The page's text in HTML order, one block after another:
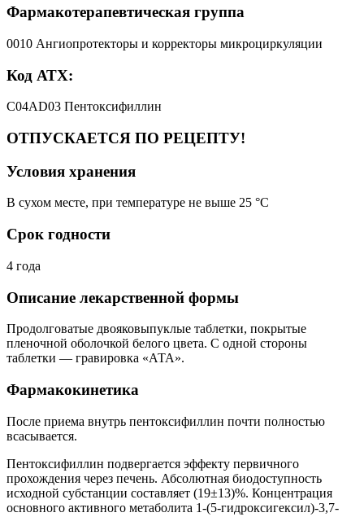
Фармакотерапевтическая группа
0010 Ангиопротекторы и корректоры микроциркуляции
Код АТХ:
C04AD03 Пентоксифиллин
ОТПУСКАЕТСЯ ПО РЕЦЕПТУ!
Условия хранения
В сухом месте, при температуре не выше 25 °C
Срок годности
4 года
Описание лекарственной формы
Продолговатые двояковыпуклые таблетки, покрытые
пленочной оболочкой белого цвета. С одной стороны
таблетки — гравировка «АТА».
Фармакокинетика
После приема внутрь пентоксифиллин почти полностью
всасывается.
Пентоксифиллин подвергается эффекту первичного
прохождения через печень. Абсолютная биодоступность
исходной субстанции составляет (19±13)%. Концентрация
основного активного метаболита 1-(5-гидроксигексил)-3,7-